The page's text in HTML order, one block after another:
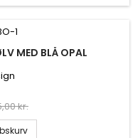
MED BLÅ OPAL
kr.